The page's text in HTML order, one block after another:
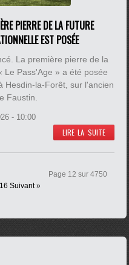
PIERRE DE LA FUTURE
EST POSÉE
La première pierre de la
Le Pass'Age » a été posée
Hesdin-la-Forêt, sur l'ancien
Faustin.
- 10:00
LIRE LA SUITE
16 Suivant »
Page 12 sur 4750